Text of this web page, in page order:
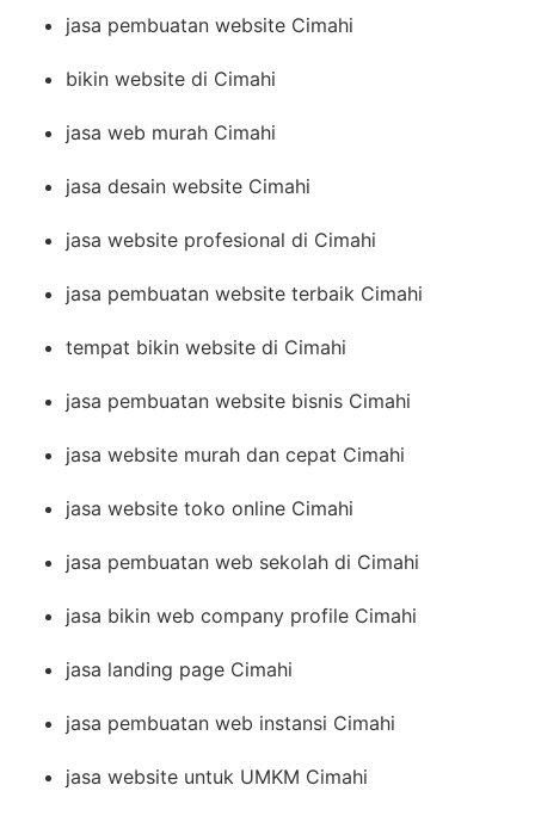
jasa pembuatan website Cimahi
bikin website di Cimahi
jasa web murah Cimahi
jasa desain website Cimahi
jasa website profesional di Cimahi
jasa pembuatan website terbaik Cimahi
tempat bikin website di Cimahi
jasa pembuatan website bisnis Cimahi
jasa website murah dan cepat Cimahi
jasa website toko online Cimahi
jasa pembuatan web sekolah di Cimahi
jasa bikin web company profile Cimahi
jasa landing page Cimahi
jasa pembuatan web instansi Cimahi
jasa website untuk UMKM Cimahi